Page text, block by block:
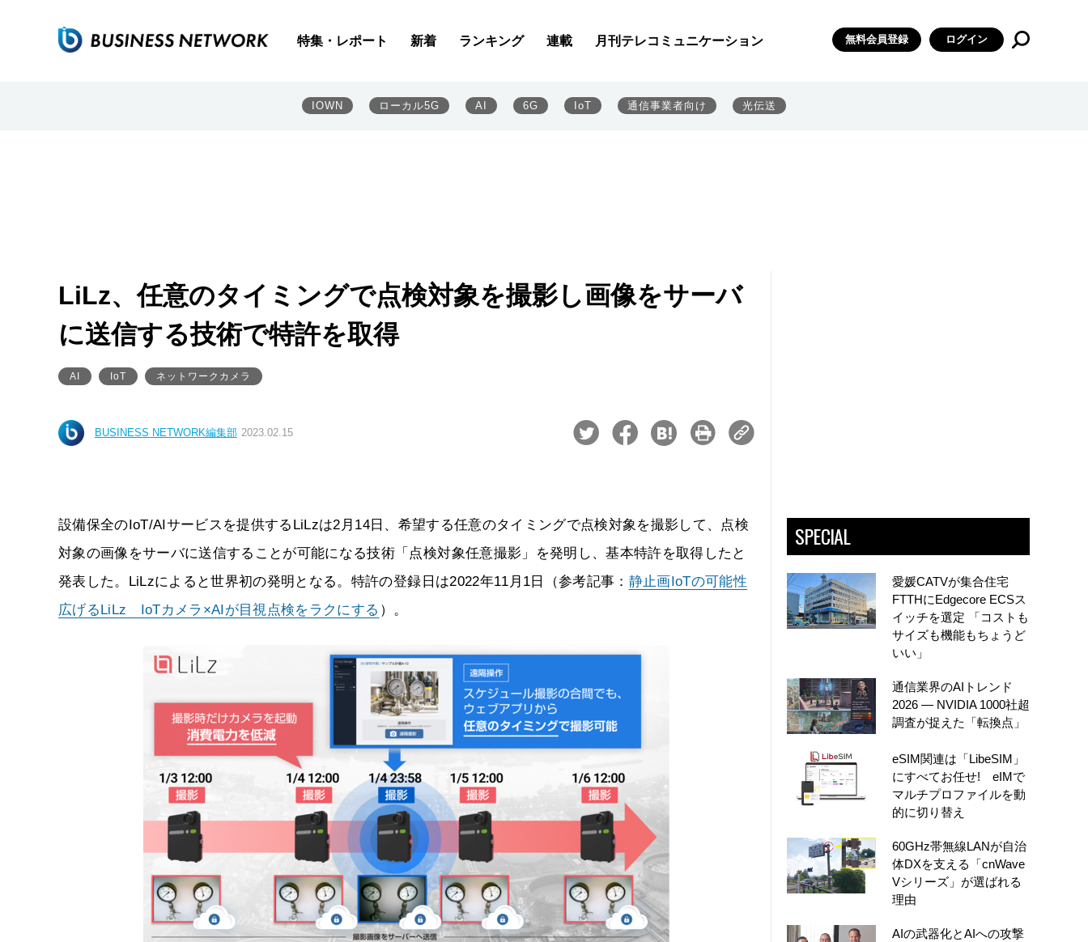
特集・レポート 新着 ランキング 連載 月刊テレコミュニケーション 無料会員登録 ログイン
IOWN ローカル5G AI 6G IoT 通信事業者向け 光伝送
LiLz、任意のタイミングで点検対象を撮影し画像をサーバ
に送信する技術で特許を取得
AI IoT ネットワークカメラ
BUSINESS NETWORK編集部 2023.02.15
設備保全のIoT/AIサービスを提供するLiLzは2月14日、希望する任意のタイミングで点検対象を撮影して、点検
対象の画像をサーバに送信することが可能になる技術「点検対象任意撮影」を発明し、基本特許を取得したと
発表した。LiLzによると世界初の発明となる。特許の登録日は2022年11月1日（参考記事： 静止画IoTの可能性
広げるLiLz IoTカメラ×AIが目視点検をラクにする ）。
SPECIAL
愛媛CATVが集合住宅
FTTHにEdgecore ECSス
イッチを選定 「コストも
サイズも機能もちょうど
いい」
通信業界のAIトレンド
2026 ― NVIDIA 1000社超
調査が捉えた「転換点」
eSIM関連は「LibeSIM」
にすべてお任せ! eIMで
マルチプロファイルを動
的に切り替え
60GHz帯無線LANが自治
体DXを支える「cnWave
Vシリーズ」が選ばれる
理由
AIの武器化とAIへの攻撃